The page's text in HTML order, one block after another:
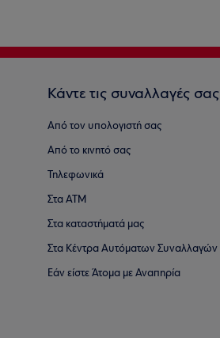
Κάντε τις συναλλαγές σας
Από τον υπολογιστή σας
Από το κινητό σας
Τηλεφωνικά
Στα ΑΤΜ
Στα καταστήματά μας
Στα Κέντρα Αυτόματων Συναλλαγών
Εάν είστε Άτομα με Αναπηρία